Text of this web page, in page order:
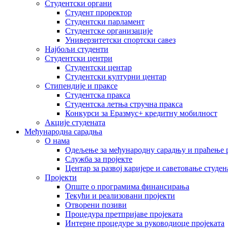
Студентски органи
Студент проректор
Студентски парламент
Студентске организације
Универзитетски спортски савез
Најбољи студенти
Студентски центри
Студентски центар
Студентски културни центар
Стипендије и праксе
Студентска пракса
Студентска летња стручна пракса
Конкурси за Еразмус+ кредитну мобилност
Акције студената
Међународна сарадња
О нама
Одељење за међународну сарадњу и праћење
Служба за пројекте
Центар за развој каријере и саветовање
Пројекти
Опште о програмима финансирања
Текући и реализовани пројекти
Отворени позиви
Процедура претпријаве пројеката
Интерне процедуре за руководиоце пројеката